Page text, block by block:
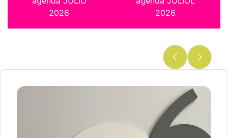
2026
2026